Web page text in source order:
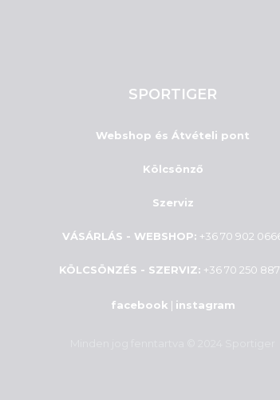
SPORTIGER
Webshop és Átvételi pont
Kölcsönző
Szerviz
VÁSÁRLÁS - WEBSHOP: +36 70 902
KÖLCSÖNZÉS - SZERVIZ: +36 70 250
facebook | instagram